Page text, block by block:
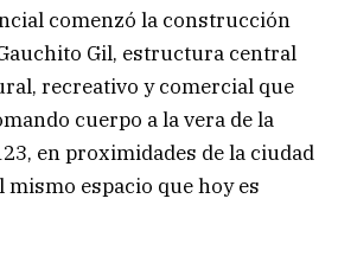
comenzó la construcción
Gil, estructura central
recreativo y comercial que
cuerpo a la vera de la
en proximidades de la ciudad
mismo espacio que hoy es